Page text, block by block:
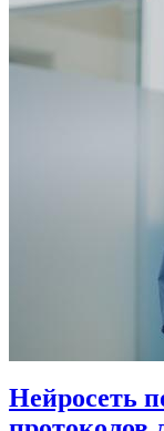
Нейросеть